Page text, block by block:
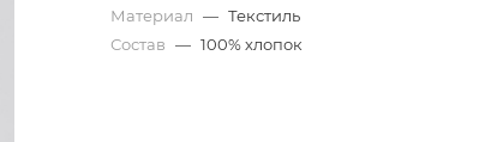
Материал — Текстиль
Состав — 100% хлопок